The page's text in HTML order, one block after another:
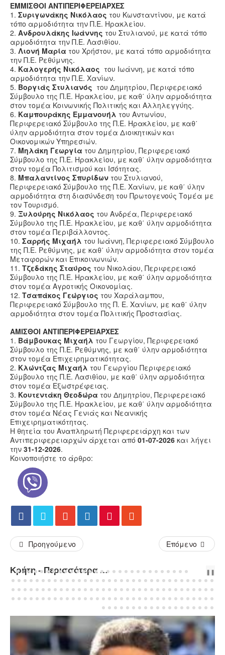
ΕΜΜΙΣΘΟΙ ΑΝΤΙΠΕΡΙΦΕΡΕΙΑΡΧΕΣ
1. Συριγωνάκης Νικόλαος του Κωνσταντίνου, με κατά
τόπο αρμοδιότητα την Π.Ε. Ηρακλείου.
2. Ανδρουλάκης Ιωάννης του Στυλιανού, με κατά τόπο
αρμοδιότητα την Π.Ε. Λασιθίου.
3. Λιονή Μαρία του Χρήστου, με κατά τόπο αρμοδιότητα
την Π.Ε. Ρεθύμνης.
4. Καλογερής Νικόλαος του Ιωάννη, με κατά τόπο
αρμοδιότητα την Π.Ε. Χανίων.
5. Βοργιάς Στυλιανός του Δημητρίου, Περιφερειακό
Σύμβουλο της Π.Ε. Ηρακλείου, με καθ΄ ύλην αρμοδιότητα
στον τομέα Κοινωνικής Πολιτικής και Αλληλεγγύης.
6. Καμπουράκης Εμμανουήλ του Αντωνίου,
Περιφερειακό Σύμβουλο της Π.Ε. Ηρακλείου, με καθ΄
ύλην αρμοδιότητα στον τομέα Διοικητικών και
Οικονομικών Υπηρεσιών.
7. Μηλάκη Γεωργία του Δημητρίου, Περιφερειακό
Σύμβουλο της Π.Ε. Ηρακλείου, με καθ΄ ύλην αρμοδιότητα
στον τομέα Πολιτισμού και Ισότητας.
8. Μπαλαντίνος Σπυρίδων του Στυλιανού,
Περιφερειακό Σύμβουλο της Π.Ε. Χανίων, με καθ΄ ύλην
αρμοδιότητα στη διασύνδεση του Πρωτογενούς Τομέα με
τον Τουρισμό.
9. Ξυλούρης Νικόλαος του Ανδρέα, Περιφερειακό
Σύμβουλο της Π.Ε. Ηρακλείου, με καθ΄ ύλην αρμοδιότητα
στον τομέα Περιβάλλοντος.
10. Σαρρής Μιχαήλ του Ιωάννη, Περιφερειακό Σύμβουλο
της Π.Ε. Ρεθύμνης, με καθ΄ ύλην αρμοδιότητα στον τομέα
Μεταφορών και Επικοινωνιών.
11. Τζεδάκης Σταύρος του Νικολάου, Περιφερειακό
Σύμβουλο της Π.Ε. Ηρακλείου, με καθ΄ ύλην αρμοδιότητα
στον τομέα Αγροτικής Οικονομίας.
12. Τσαπάκος Γεώργιος του Χαράλαμπου,
Περιφερειακό Σύμβουλο της Π. Ε. Χανίων, με καθ΄ ύλην
αρμοδιότητα στον τομέα Πολιτικής Προστασίας.
ΑΜΙΣΘΟΙ ΑΝΤΙΠΕΡΙΦΕΡΕΙΑΡΧΕΣ
1. Βάμβουκας Μιχαήλ του Γεωργίου, Περιφερειακό
Σύμβουλο της Π.Ε. Ρεθύμνης, με καθ΄ ύλην αρμοδιότητα
στον τομέα Επιχειρηματικότητας.
2. Κλώντζας Μιχαήλ του Γεωργίου Περιφερειακό
Σύμβουλο της Π.Ε. Λασιθίου, με καθ΄ ύλην αρμοδιότητα
στον τομέα Εξωστρέφειας.
3. Κουτεντάκη Θεοδώρα του Δημητρίου, Περιφερειακό
Σύμβουλο της Π.Ε. Ηρακλείου, με καθ΄ ύλην αρμοδιότητα
στον τομέα Νέας Γενιάς και Νεανικής
Επιχειρηματικότητας.
Η θητεία του Αναπληρωτή Περιφερειάρχη και των
Αντιπεριφερειαρχών άρχεται από 01-07-2026 και λήγει
την 31-12-2026.
Κοινοποιήστε το άρθρο:
Προηγούμενο Επόμενο
Κρήτη - Περισσότερα Άρθρα... PREVNEXT
❚❚